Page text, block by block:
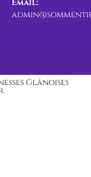
Email:
Glânoises